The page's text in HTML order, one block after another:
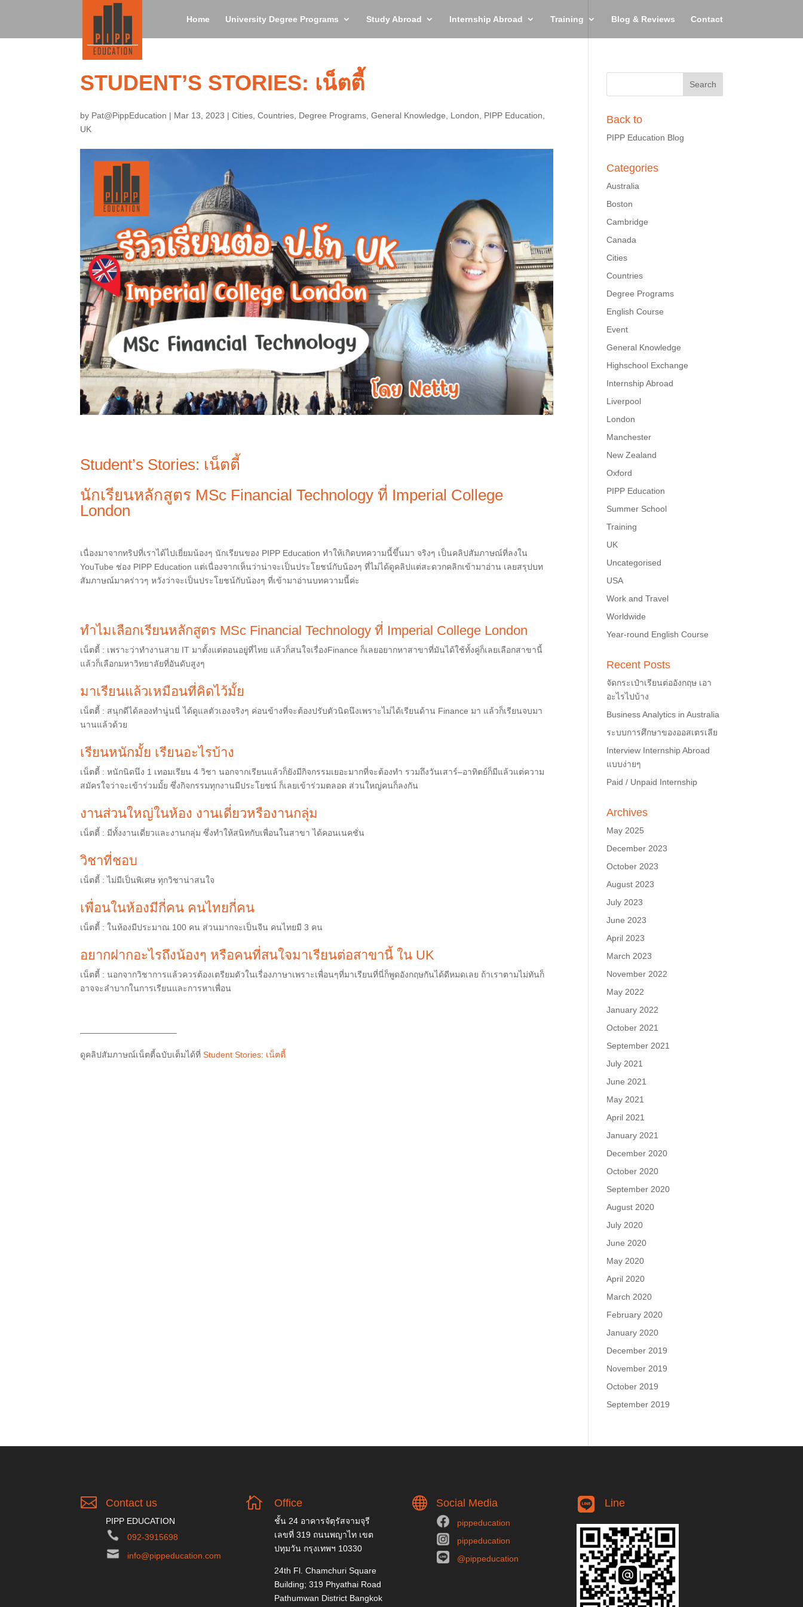
Home University Degree Programs Study Abroad Internship Abroad Training Blog & Reviews Contact
STUDENT’S STORIES: เน็ตตี้
by Pat@PippEducation | Mar 13, 2023 |Cities ,Countries Degree Programs ,General Knowledge London PIPP Education
UK
Student’s Stories: เน็ตตี้
นักเรียนหลักสูตร MSc Financial Technologyที่ Imperial College
London
เนื่องมาจากทริปที่เราได้ไปเยี่ยมน้องๆ นักเรียนของ PIPP Education ทำให้เกิดบทความนี้ขึ้นมา จริงๆ เป็นคลิปสัมภาษณ์ที่ลงใน
YouTube ช่อง PIPP Education แต่เนื่องจากเห็นว่าน่าจะเป็นประโยชน์กับน้องๆ ที่ไม่ได้ดูคลิปแต่สะดวกคลิกเข้ามาอ่าน เลยสรุปบท
สัมภาษณ์มาคร่าวๆ หวังว่าจะเป็นประโยชน์กับน้องๆ ที่เข้ามาอ่านบทความนี้ค่ะ
ทำไมเลือกเรียนหลักสูตร MSc Financial Technologyที่ Imperial College London
เน็ตตี้ : เพราะว่าทำงานสาย IT มาตั้งแต่ตอนอยู่ที่ไทย แล้วก็สนใจเรื่องFinance ก็เลยอยากหาสาขาที่มันได้ใช้ทั้งคู่ก็เลยเลือกสาขานี้
แล้วก็เลือกมหาวิทยาลัยที่อันดับสูงๆ
มาเรียนแล้วเหมือนที่คิดไว้มั้ย
เน็ตตี้ : สนุกดีได้ลองทำนู่นนี่ ได้ดูแลตัวเองจริงๆ ค่อนข้างที่จะต้องปรับตัวนิดนึงเพราะไม่ได้เรียนด้าน Finance มา แล้วก็เรียนจบมา
นานแล้วด้วย
เรียนหนักมั้ย เรียนอะไรบ้าง
เน็ตตี้ :หนักนิดนึง 1 เทอมเรียน4วิชา นอกจากเรียนแล้วก็ยังมีกิจกรรมเยอะมากที่จะต้องทำ รวมถึงวันเสาร์–อาทิตย์ก็มีแล้วแต่ความ
สมัครใจว่าจะเข้าร่วมมั้ย ซึ่งกิจกรรมทุกงานมีประโยชน์ ก็เลยเข้าร่วมตลอด ส่วนใหญ่คนก็ลงกัน
งานส่วนใหญ่ในห้อง งานเดี่ยวหรืองานกลุ่ม
เน็ตตี้ : มีทั้งงานเดี่ยวและงานกลุ่ม ซึ่งทำให้สนิทกับเพื่อนในสาขา ได้คอนเนคชั่น
วิชาที่ชอบ
เน็ตตี้ :ไม่มีเป็นพิเศษ ทุกวิชาน่าสนใจ
เพื่อนในห้องมีกี่คน คนไทยกี่คน
เน็ตตี้ :ในห้องมีประมาณ 100 คน ส่วนมากจะเป็นจีน คนไทยมี3 คน
อยากฝากอะไรถึงน้องๆ หรือคนที่สนใจมาเรียนต่อสาขานี้ ใน UK
เน็ตตี้ : นอกจากวิชาการแล้วควรต้องเตรียมตัวในเรื่องภาษาเพราะเพื่อนๆที่มาเรียนที่นี่ก็พูดอังกฤษกันได้ดีหมดเลย ถ้าเราตามไม่ทันก็
อาจจะลำบากในการเรียนและการหาเพื่อน
———————————–
ดูคลิปสัมภาษณ์เน็ตตี้ฉบับเต็มได้ที่Student Stories: เน็ตตี้
Back to
PIPP Education Blog
Categories
Australia
Boston
Cambridge
Canada
Cities
Countries
Degree Programs
English Course
Event
General Knowledge
Highschool Exchange
Internship Abroad
Liverpool
London
Manchester
New Zealand
Oxford
PIPP Education
Summer School
Training
UK
Uncategorised
USA
Work and Travel
Worldwide
Year-round English Course
Recent Posts
จัดกระเป๋าเรียนต่ออังกฤษ เอา
อะไรไปบ้าง
Business Analytics in Australia
ระบบการศึกษาของออสเตรเลีย
Interview Internship Abroad
แบบง่ายๆ
Paid / Unpaid Internship
Archives
May 2025
December 2023
October 2023
August 2023
July 2023
June 2023
April 2023
March 2023
November 2022
May 2022
January 2022
October 2021
September 2021
July 2021
June 2021
May 2021
April 2021
January 2021
December 2020
October 2020
September 2020
August 2020
July 2020
June 2020
May 2020
April 2020
March 2020
February 2020
January 2020
December 2019
November 2019
October 2019
September 2019
 Contact us
PIPP EDUCATION
092-3915698
info@pippeducation.com
 Office
ชั้น 24 อาคารจัตุรัสจามจุรี
เลขที่ 319 ถนนพญาไท เขต
ปทุมวัน กรุงเทพฯ 10330
24th Fl. Chamchuri Square
Building; 319 Phyathai Road
Pathumwan District Bangkok
 Social Media
pippeducation
pippeducation
@pippeducation
Line